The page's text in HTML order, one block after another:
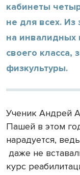
кабинеты
не для всех. Из
на инвалидных
своего класса,
физкультуры.
Ученик Андрей
Пашей в этом
нарадуется,
даже не
курс